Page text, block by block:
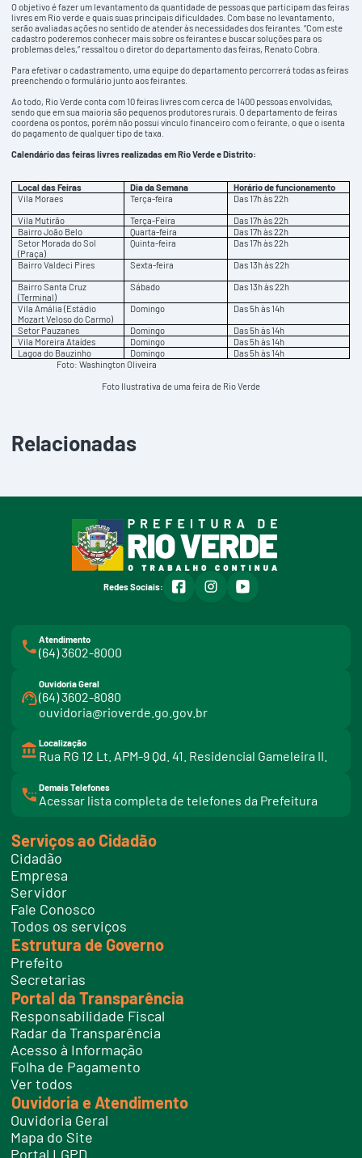
O objetivo é fazer um levantamento da quantidade de pessoas que participam das feiras
livres em Rio verde e quais suas principais dificuldades. Com base no levantamento,
serão avaliadas ações no sentido de atender às necessidades dos feirantes. “Com este
cadastro poderemos conhecer mais sobre os feirantes e buscar soluções para os
problemas deles,” ressaltou o diretor do departamento das feiras, Renato Cobra.
Para efetivar o cadastramento, uma equipe do departamento percorrerá todas as feiras
preenchendo o formulário junto aos feirantes.
Ao todo, Rio Verde conta com 10 feiras livres com cerca de 1400 pessoas envolvidas,
sendo que em sua maioria são pequenos produtores rurais. O departamento de feiras
coordena os pontos, porém não possui vínculo financeiro com o feirante, o que o isenta
do pagamento de qualquer tipo de taxa.
Calendário das feiras livres realizadas em Rio Verde e Distrito:
Local das Feiras Dia da Semana
Horário de funcionamento
Vila Moraes
Terça-feira Das 17h às 22h
Vila Mutirão Terça-Feira
Das 17h às 22h
Bairro João Belo
Quarta-feira
Das 17h às 22h
Setor Morada do Sol
(Praça)
Quinta-feira Das 17h às 22h
Bairro Valdeci Pires Sexta-feira Das 13h às 22h
Bairro Santa Cruz
(Terminal)
Sábado Das 13h às 22h
Vila Amália (Estádio
Mozart Veloso do Carmo)
Domingo Das 5h às 14h
Setor Pauzanes Domingo
Das 5h às 14h
Vila Moreira Ataídes
Domingo
Das 5h às 14h
Lagoa do Bauzinho
Domingo
Das 5h às 14h
Foto: Washington Oliveira
Foto Ilustrativa de uma feira de Rio Verde
Relacionadas
Redes Sociais: facebookinstagramyoutube
Atendimento
(64) 3602-8000
Ouvidoria Geral
(64) 3602-8080
ouvidoria@rioverde.go.gov.br
Localização
Rua RG 12 Lt. APM-9 Qd. 41. Residencial Gameleira II.
Demais Telefones
Acessar lista completa de telefones da Prefeitura
i
t
e
l
f
o
e
s
Serviços ao Cidadão
Cidadão
Empresa
Servidor
Fale Conosco
Todos os serviços
Estrutura de Governo
Prefeito
Secretarias
Portal da Transparência
Responsabilidade Fiscal
Radar da Transparência
Acesso à Informação
Folha de Pagamento
Ver todos
Ouvidoria e Atendimento
Ouvidoria Geral
Mapa do Site
Portal LGPD